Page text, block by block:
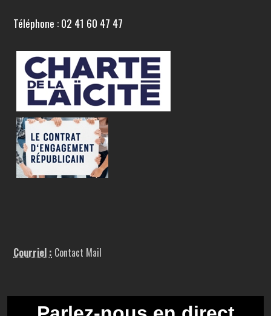
Téléphone : 02 41 60 47 47
Courriel : Contact Mail